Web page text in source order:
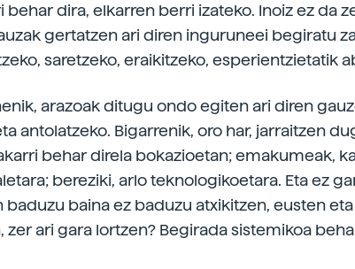
behar dira, elkarren berri izateko. Inoiz ez da
gertatzen ari diren inguruneei begiratu
saretzeko, eraikitzeko, esperientzietatik
arazoak ditugu ondo egiten ari diren
antolatzeko. Bigarrenik, oro har, jarraitzen
behar direla bokazioetan; emakumeak,
bereziki, arlo teknologikoetara. Eta ez
baduzu baina ez baduzu atxikitzen, eusten
zer ari gara lortzen? Begirada sistemikoa